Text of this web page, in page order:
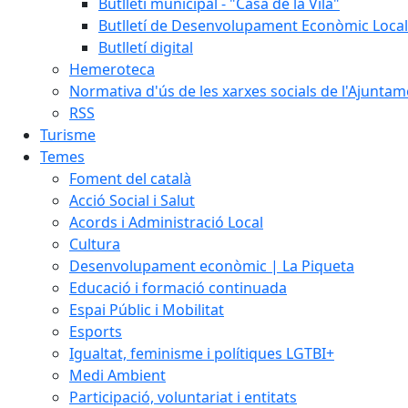
Butlletí de Desenvolupament Econòmic Local
Butlletí digital
Hemeroteca
Normativa d'ús de les xarxes socials de
RSS
Turisme
Temes
Foment del català
Acció Social i Salut
Acords i Administració Local
Cultura
Desenvolupament econòmic | La Piqueta
Educació i formació continuada
Espai Públic i Mobilitat
Esports
Igualtat, feminisme i polítiques LGTBI+
Medi Ambient
Participació, voluntariat i entitats